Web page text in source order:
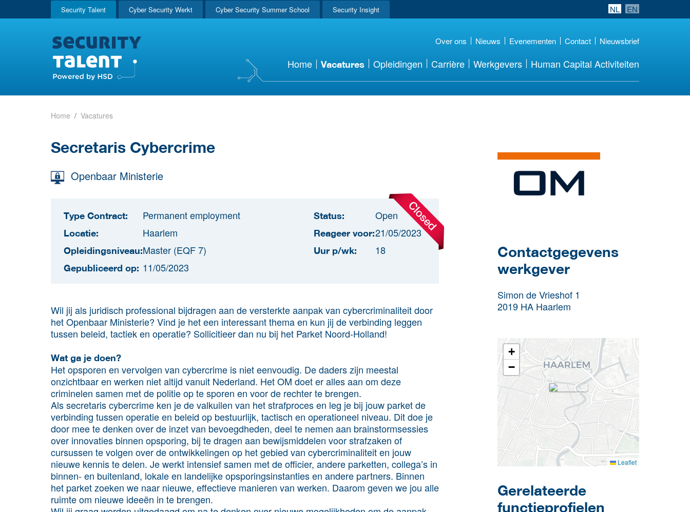
Security Talent Cyber Security Werkt Cyber Security Summer School Security Insight NL EN
Over ons Nieuws Evenementen Contact Nieuwsbrief
Home Vacatures Opleidingen Carrière Werkgevers Human Capital Activiteiten
Home Vacatures
Secretaris Cybercrime
Openbaar Ministerie
Type Contract: Permanent employment
Locatie: Haarlem
Opleidingsniveau:Master (EQF 7)
Gepubliceerd op: 11/05/2023
Status: Open
Reageer voor:21/05/2023
Uur p/wk: 18
Wil jij als juridisch professional bijdragen aan de versterkte aanpak van cybercriminaliteit door
het Openbaar Ministerie? Vind je het een interessant thema en kun jij de verbinding leggen
tussen beleid, tactiek en operatie? Sollicitieer dan nu bij het Parket Noord-Holland!
Wat ga je doen?
Het opsporen en vervolgen van cybercrime is niet eenvoudig. De daders zijn meestal
onzichtbaar en werken niet altijd vanuit Nederland. Het OM doet er alles aan om deze
criminelen samen met de politie op te sporen en voor de rechter te brengen.
Als secretaris cybercrime ken je de valkuilen van het strafproces en leg je bij jouw parket de
verbinding tussen operatie en beleid op bestuurlijk, tactisch en operationeel niveau. Dit doe je
door mee te denken over de inzet van bevoegdheden, deel te nemen aan brainstormsessies
over innovaties binnen opsporing, bij te dragen aan bewijsmiddelen voor strafzaken of
cursussen te volgen over de ontwikkelingen op het gebied van cybercriminaliteit en jouw
nieuwe kennis te delen. Je werkt intensief samen met de officier, andere parketten, collega’s in
binnen- en buitenland, lokale en landelijke opsporingsinstanties en andere partners. Binnen
het parket zoeken we naar nieuwe, effectieve manieren van werken. Daarom geven we jou alle
ruimte om nieuwe ideeën in te brengen.
Meer werkgever
details
Contactgegevens
werkgever
Simon de Vrieshof 1
2019 HA Haarlem
+
−
Leaflet
Gerelateerde
functieprofielen